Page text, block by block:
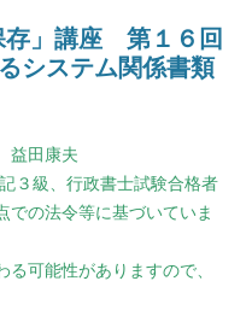
存」講座 第１６回
システム関係書類
益田康夫
３級、行政書士試験合格者
での法令等に基づいていま
可能性がありますので、